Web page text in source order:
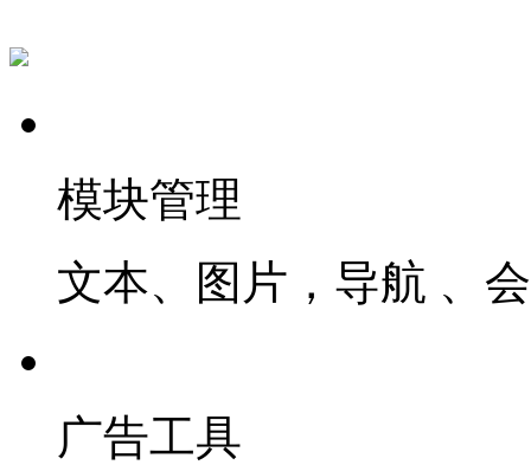
模块管理
文本、图片，导航 、
广告工具